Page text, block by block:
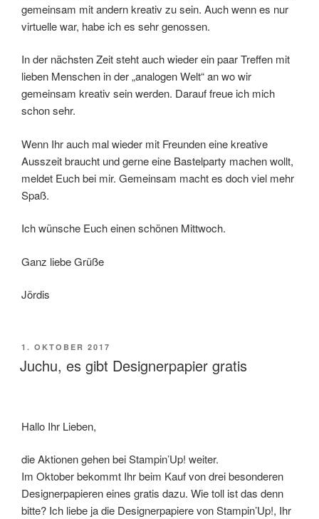
gemeinsam mit andern kreativ zu sein. Auch wenn es nur
virtuelle war, habe ich es sehr genossen.
In der nächsten Zeit steht auch wieder ein paar Treffen mit
lieben Menschen in der „analogen Welt“ an wo wir
gemeinsam kreativ sein werden. Darauf freue ich mich
schon sehr.
Wenn Ihr auch mal wieder mit Freunden eine kreative
Ausszeit braucht und gerne eine Bastelparty machen wollt,
meldet Euch bei mir. Gemeinsam macht es doch viel mehr
Spaß.
Ich wünsche Euch einen schönen Mittwoch.
Ganz liebe Grüße
Jördis
VERÖFFENTLICHT
AM
1. OKTOBER 2017
Juchu, es gibt Designerpapier gratis
Hallo Ihr Lieben,
die Aktionen gehen bei Stampin’Up! weiter.
Im Oktober bekommt Ihr beim Kauf von drei besonderen
Designerpapieren eines gratis dazu. Wie toll ist das denn
bitte? Ich liebe ja die Designerpapiere von Stampin’Up!, Ihr